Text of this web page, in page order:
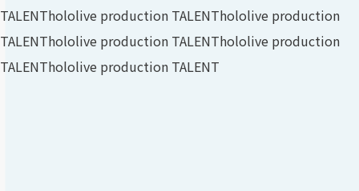
TALENThololive production TALENThololive production
TALENThololive production TALENThololive production
TALENThololive production TALENT